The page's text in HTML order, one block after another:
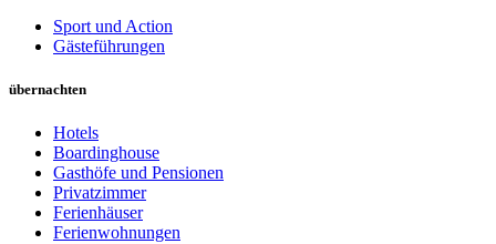
Sport und Action
Gästeführungen
übernachten
Hotels
Boardinghouse
Gasthöfe und Pensionen
Privatzimmer
Ferienhäuser
Ferienwohnungen